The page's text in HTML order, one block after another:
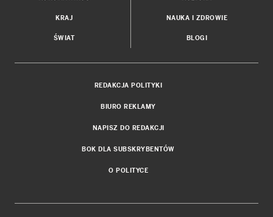
KRAJ
ŚWIAT
NAUKA I ZDROWIE
BLOGI
REDAKCJA POLITYKI
BIURO REKLAMY
NAPISZ DO REDAKCJI
BOK DLA SUBSKRYBENTÓW
O POLITYCE